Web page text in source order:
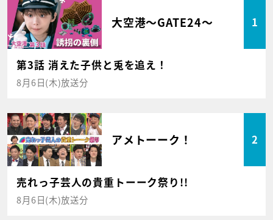
大空港～GATE24～ 1
第3話 消えた子供と兎を追え！
8月6日(木)放送分
アメトーーク！ 2
売れっ子芸人の貴重トーーク祭り!!
8月6日(木)放送分